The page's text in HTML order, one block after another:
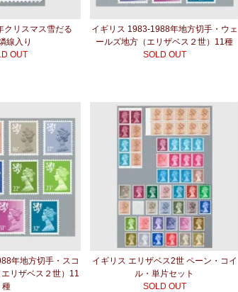
クリスマス雪だる
線入り
OUT
イギリス 1983-1988年地方切手・ウェ
ールズ地方（エリザベス２世）11種
SOLD OUT
年地方切手・スコ
リザベス２世）11
種
イギリス エリザベス2世 ペーン・コイ
ル・単片セット
SOLD OUT